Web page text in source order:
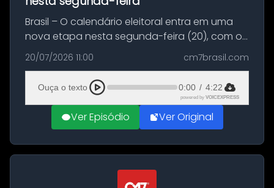
Brasil – O calendário eleitoral entra em uma
nova etapa nesta segunda-feira (20), com o
início do período destinado às convenções
partidárias. Até 5 de agosto, partidos e
federações poderão oficializa...
20/07/2026 11:00 cm7brasil.com
Ouça o texto 0:00 / 4:22
powered by VOICEXPRESS
Ver Episódio Ver Original